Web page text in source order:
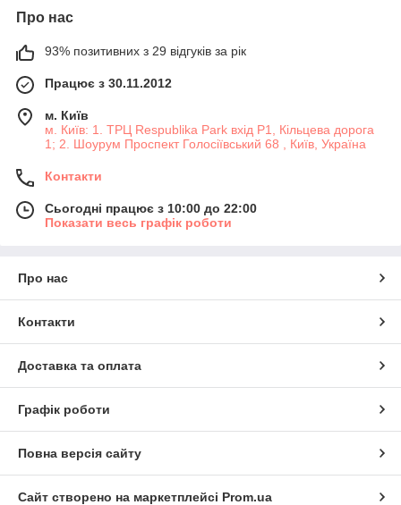
Про нас
93% позитивних з 29 відгуків за рік
Працює з 30.11.2012
м. Київ
м. Київ: 1. ТРЦ Respublika Park вхід P1, Кільцева дорога
1; 2. Шоурум Проспект Голосіївський 68 , Київ, Україна
Контакти
Сьогодні працює з 10:00 до 22:00
Показати весь графік роботи
Про нас
Контакти
Доставка та оплата
Графік роботи
Повна версія сайту
Сайт створено на маркетплейсі Prom.ua